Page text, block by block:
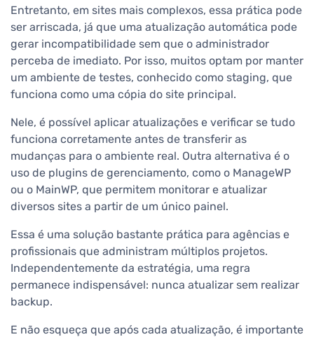
Entretanto, em sites mais complexos, essa prática pode
ser arriscada, já que uma atualização automática pode
gerar incompatibilidade sem que o administrador
perceba de imediato. Por isso, muitos optam por manter
um ambiente de testes, conhecido como staging, que
funciona como uma cópia do site principal.
Nele, é possível aplicar atualizações e verificar se tudo
funciona corretamente antes de transferir as
mudanças para o ambiente real. Outra alternativa é o
uso de plugins de gerenciamento, como o ManageWP
ou o MainWP, que permitem monitorar e atualizar
diversos sites a partir de um único painel.
Essa é uma solução bastante prática para agências e
profissionais que administram múltiplos projetos.
Independentemente da estratégia, uma regra
permanece indispensável: nunca atualizar sem realizar
backup.
E não esqueça que após cada atualização, é importante